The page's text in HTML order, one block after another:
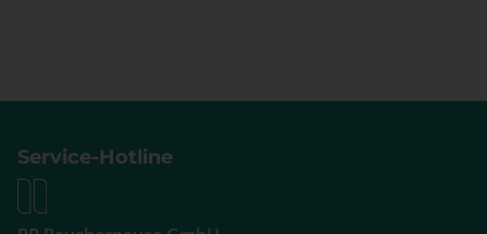
Service-Hotline